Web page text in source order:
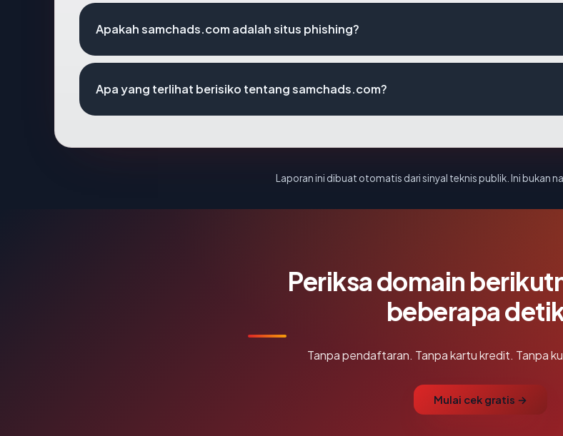
Apakah samchads.com adalah situs phishing?
Apa yang terlihat berisiko tentang samchads.com?
Laporan ini dibuat otomatis dari sinyal teknis publik. Ini bukan
Periksa domain
beberapa
Tanpa pendaftaran. Tanpa kartu kredit. Tanpa
Mulai cek gratis →